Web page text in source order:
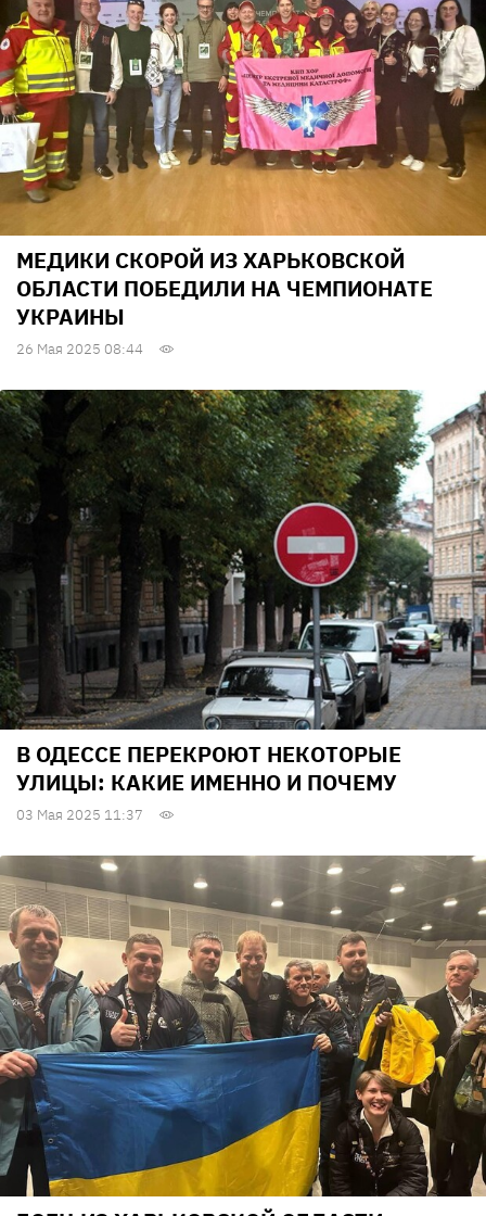
МЕДИКИ СКОРОЙ ИЗ ХАРЬКОВСКОЙ
ОБЛАСТИ ПОБЕДИЛИ НА ЧЕМПИОНАТЕ
УКРАИНЫ
26 Мая 2025 08:44
В ОДЕССЕ ПЕРЕКРОЮТ НЕКОТОРЫЕ
УЛИЦЫ: КАКИЕ ИМЕННО И ПОЧЕМУ
03 Мая 2025 11:37